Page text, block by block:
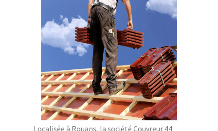
Localisée à Rouans, la société Couvreur 44